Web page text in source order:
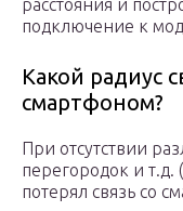
расстояния и
подключение к
Какой радиус
смартфоном?
При отсутствии
перегородок и
потерял связь со